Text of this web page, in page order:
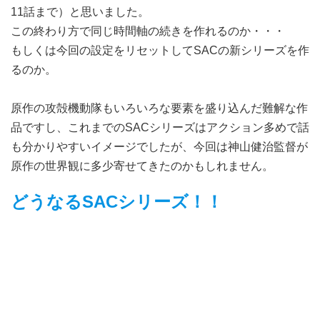
11話まで）と思いました。
この終わり方で同じ時間軸の続きを作れるのか・・・
もしくは今回の設定をリセットしてSACの新シリーズを作
るのか。
原作の攻殻機動隊もいろいろな要素を盛り込んだ難解な作
品ですし、これまでのSACシリーズはアクション多めで話
も分かりやすいイメージでしたが、今回は神山健治監督が
原作の世界観に多少寄せてきたのかもしれません。
どうなるSACシリーズ！！